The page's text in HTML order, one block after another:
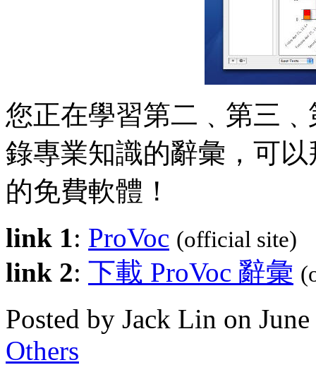
您正在學習第二﹑第三
錄專業知識的辭彙，可
的免費軟體！
link 1: ProVoc (official site)
link 2: 下載 ProVoc 辭彙
Posted by Jack Lin on
Others